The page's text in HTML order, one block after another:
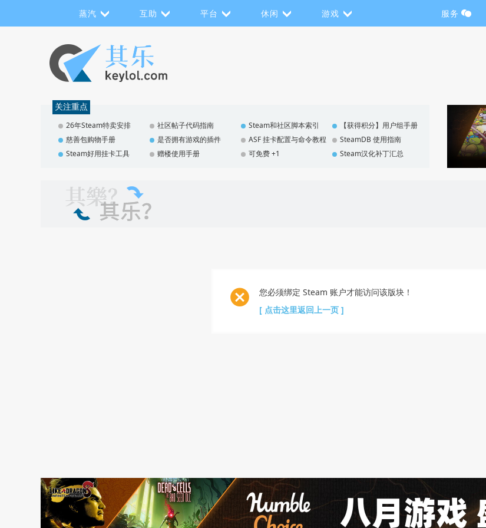
蒸汽 互助 平台 休闲 游戏 服务
关注重点
26年Steam特卖安排 社区帖子代码指南 Steam和社区脚本索引
【获得积分】用户组手册
慈善包购物手册
是否拥有游戏的插件 ASF 挂卡配置与命令教程
SteamDB 使用指南
Steam好用挂卡工具
赠楼使用手册 可免费 +1 Steam汉化补丁汇总
您必须绑定 Steam 账户才能访问该版块！
[ 点击这里返回上一页 ]